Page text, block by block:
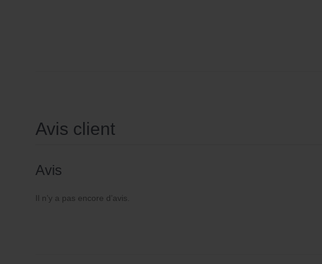
Avis client
Avis
Il n’y a pas encore d’avis.